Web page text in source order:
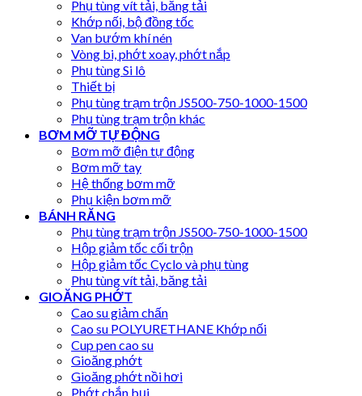
Phụ tùng vít tải, băng tải
Khớp nối, bộ đồng tốc
Van bướm khí nén
Vòng bi, phớt xoay, phớt nắp
Phụ tùng Si lô
Thiết bị
Phụ tùng trạm trộn JS500-750-1000-1500
Phụ tùng trạm trộn khác
BƠM MỠ TỰ ĐỘNG
Bơm mỡ điện tự động
Bơm mỡ tay
Hệ thống bơm mỡ
Phụ kiện bơm mỡ
BÁNH RĂNG
Phụ tùng trạm trộn JS500-750-1000-1500
Hộp giảm tốc cối trộn
Hộp giảm tốc Cyclo và phụ tùng
Phụ tùng vít tải, băng tải
GIOĂNG PHỚT
Cao su giảm chấn
Cao su POLYURETHANE Khớp nối
Cup pen cao su
Gioăng phớt
Gioăng phớt nồi hơi
Phớt chắn bụi